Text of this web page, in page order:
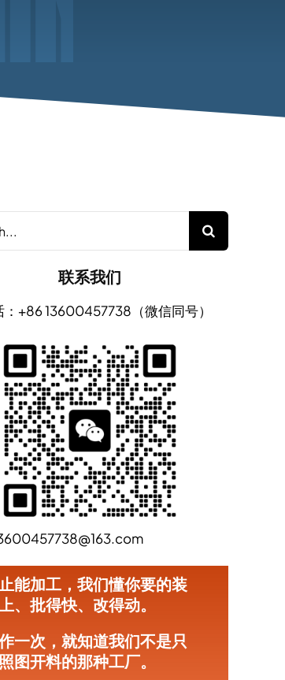
联系我们
+86 13600457738（微信同号）
能加工，我们懂你要的装
、批得快、改得动。
一次，就知道我们不是只
图开料的那种工厂。